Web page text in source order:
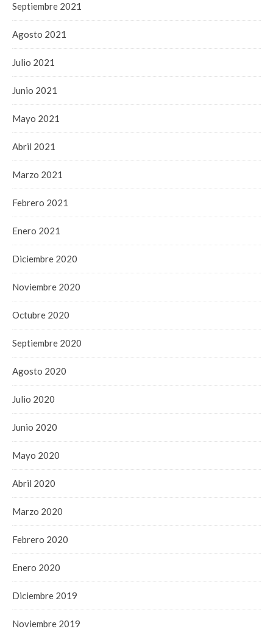
Septiembre 2021
Agosto 2021
Julio 2021
Junio 2021
Mayo 2021
Abril 2021
Marzo 2021
Febrero 2021
Enero 2021
Diciembre 2020
Noviembre 2020
Octubre 2020
Septiembre 2020
Agosto 2020
Julio 2020
Junio 2020
Mayo 2020
Abril 2020
Marzo 2020
Febrero 2020
Enero 2020
Diciembre 2019
Noviembre 2019